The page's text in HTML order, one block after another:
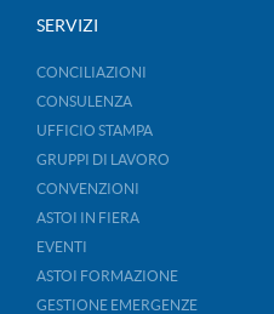
SERVIZI
CONCILIAZIONI
CONSULENZA
UFFICIO STAMPA
GRUPPI DI LAVORO
CONVENZIONI
ASTOI IN FIERA
EVENTI
ASTOI FORMAZIONE
GESTIONE EMERGENZE